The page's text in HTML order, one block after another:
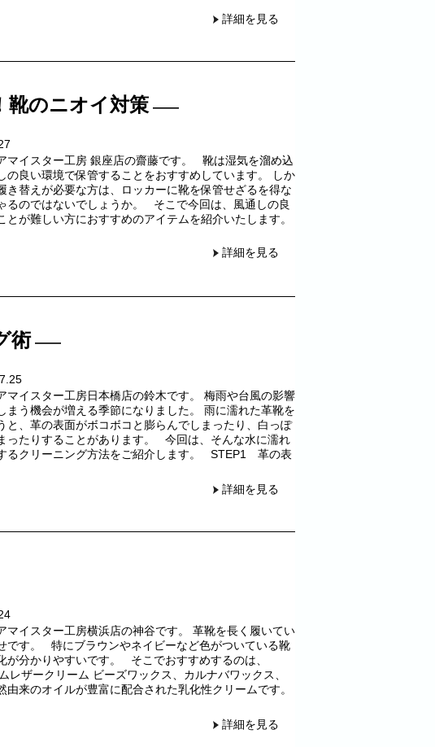
詳細を見る
靴のニオイ対策
マイスター工房 銀座店の齋藤です。 靴は湿気を溜め込
の良い環境で保管することをおすすめしています。 しか
き替えが必要な方は、ロッカーに靴を保管せざるを得な
るのではないでしょうか。 そこで今回は、風通しの良
とが難しい方におすすめのアイテムを紹介いたします。
詳細を見る
術
マイスター工房日本橋店の鈴木です。 梅雨や台風の影響
まう機会が増える季節になりました。 雨に濡れた革靴を
と、革の表面がボコボコと膨らんでしまったり、白っぽ
ったりすることがあります。 今回は、そんな水に濡れ
るクリーニング方法をご紹介します。 STEP1 革の表
詳細を見る
マイスター工房横浜店の神谷です。 革靴を長く履いてい
です。 特にブラウンやネイビーなど色がついている靴
が分かりやすいです。 そこでおすすめするのは、
レザークリーム ビーズワックス、カルナバワックス、
由来のオイルが豊富に配合された乳化性クリームです。
詳細を見る